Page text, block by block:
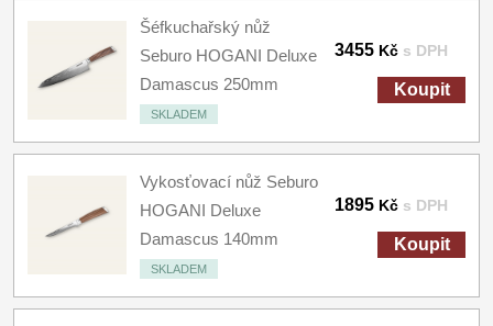
Šéfkuchařský nůž
Seburo HOGANI Deluxe
Damascus 250mm
SKLADEM
3455 Kč s DPH
Koupit
Vykosťovací nůž Seburo
HOGANI Deluxe
Damascus 140mm
SKLADEM
1895 Kč s DPH
Koupit